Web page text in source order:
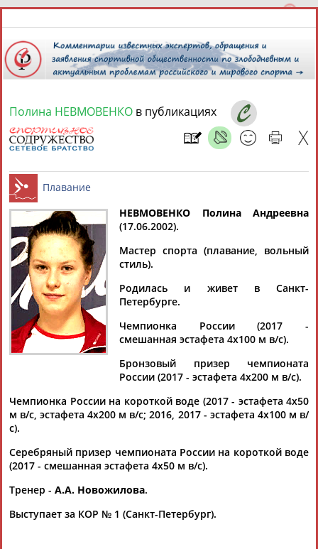
7 августа 2026 года,
СПОРТСМЕНЫ, ТРЕНЕРЫ И СПЕЦИАЛИСТЫ
Найдено: 13181персон Расширенный поиск
Аслаудин
АБАЕВ
Елена
АБАИМОВА
Мария
АБАКУМОВА
АБАРЕНОВ
Тамилла
Рамазан
АБАЧАРАЕВ
Ростом
АБАШИДЗЕ
Флюра
БУЛАТОВА
Татьяна
Акжана
Полина НЕВМОВЕНКО в публикациях
Плавание
НЕВМОВЕНКО Полина Андреевна
(17.06.2002).
Мастер спорта (плавание, вольный
стиль).
Родилась и живет в Санкт-
Петербурге.
Чемпионка России (2017 -
смешанная эстафета 4х100 м в/с).
Бронзовый призер чемпионата
России (2017 - эстафета 4х200 м в/с).
Чемпионка России на короткой воде (2017 - эстафета 4х50
м в/с, эстафета 4х200 м в/с; 2016, 2017 - эстафета 4х100 м в/
с).
Серебряный призер чемпионата России на короткой воде
(2017 - смешанная эстафета 4х50 м в/с).
Тренер - А.А. Новожилова.
Выступает за КОР № 1 (Санкт-Петербург).